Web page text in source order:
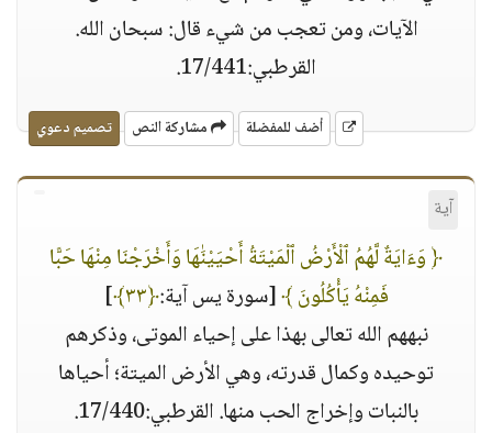
الآيات، ومن تعجب من شيء قال: سبحان الله.
القرطبي:17/441.
أضف للمفضلة مشاركة النص تصميم دعوي
آية
﴿ وَءَايَةٌ لَّهُمُ ٱلْأَرْضُ ٱلْمَيْتَةُ أَحْيَيْنَٰهَا وَأَخْرَجْنَا مِنْهَا حَبًّا
فَمِنْهُ يَأْكُلُونَ ﴾[سورة يس آية:﴿٣٣﴾
]
نبههم الله تعالى بهذا على إحياء الموتى، وذكرهم
توحيده وكمال قدرته، وهي الأرض الميتة؛ أحياها
بالنبات وإخراج الحب منها. القرطبي:17/440.